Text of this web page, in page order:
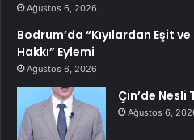
Ağustos 6, 2026
Bodrum’da “Kıyılardan Eşit
Hakkı” Eylemi
Ağustos 6, 2026
Çin’de Nesli
Ağustos 6,